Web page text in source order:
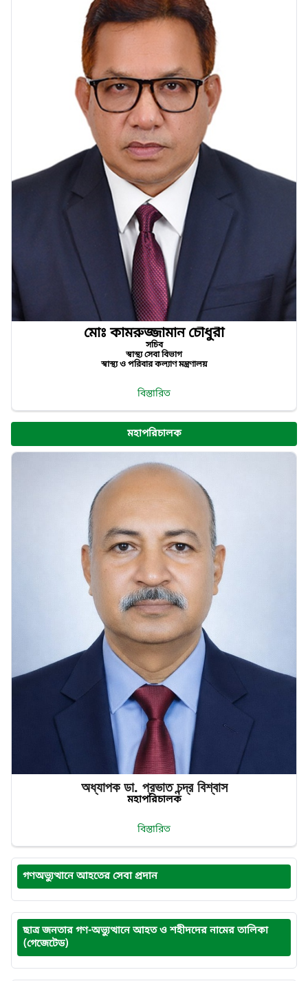
মোঃ কামরুজ্জামান চৌধুরী
সচিব
স্বাস্থ্য সেবা বিভাগ
স্বাস্থ্য ও পরিবার কল্যাণ মন্ত্রণালয়
বিস্তারিত
মহাপরিচালক
অধ্যাপক ডা. প্রভাত‌ চন্দ্র‌ বিশ্বাস
মহাপরিচালক
বিস্তারিত
গণঅভ্যুত্থানে আহতের সেবা প্রদান
ছাত্র জনতার গণ-অভ্যুত্থানে আহত ও শহীদদের নামের তালিকা
(গেজেটেড)